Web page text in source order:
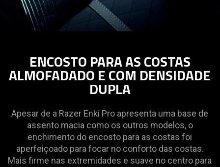
ENCOSTO PARA AS COSTAS
ALMOFADADO E COM DENSIDADE
DUPLA
Apesar de a Razer Enki Pro apresenta uma base de
assento macia como os outros modelos, o
enchimento do encosto para as costas foi
aperfeiçoado para focar no conforto das costas.
Mais firme nas extremidades e suave no centro para